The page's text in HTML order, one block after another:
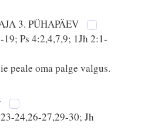
3. PÜHAPÄEV
Ps 4:2,4,7,9; 1Jh 2:1-
peale oma palge valgus.
24,26-27,29-30; Jh